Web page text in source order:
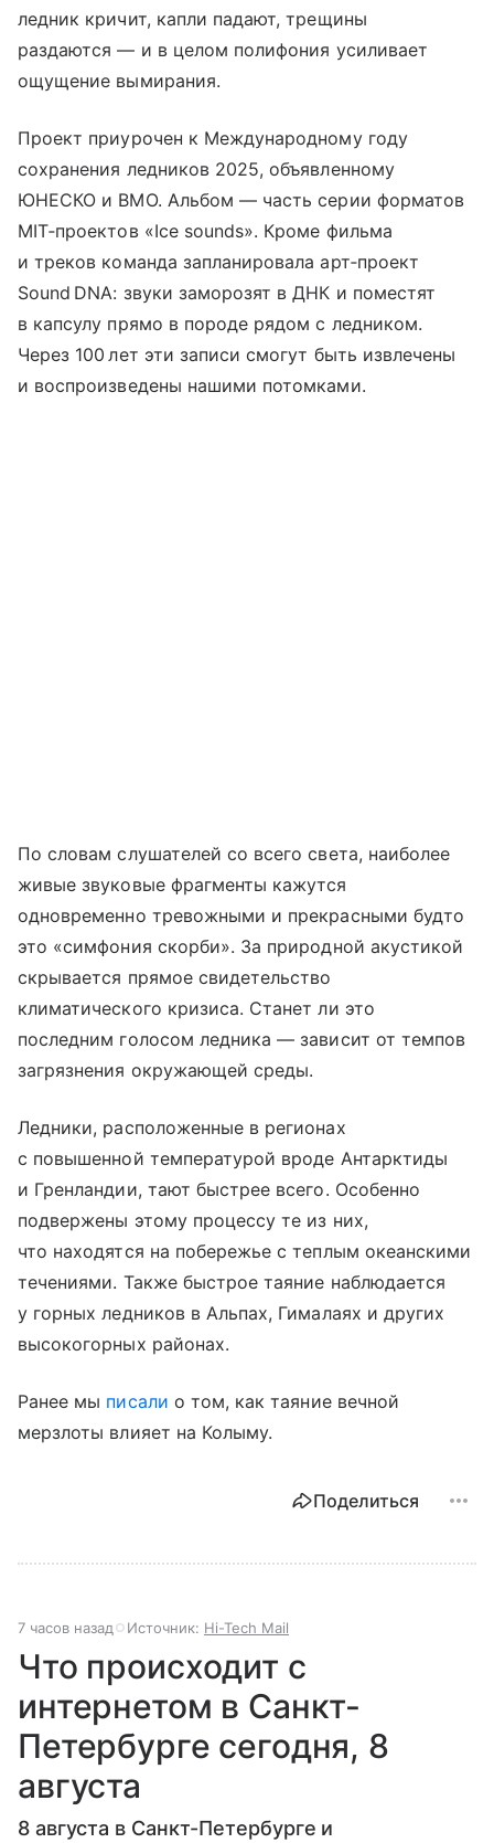
ледник кричит, капли падают, трещины
раздаются — и в целом полифония усиливает
ощущение вымирания.
Проект приурочен к Международному году
сохранения ледников 2025, объявленному
ЮНЕСКО и ВМО. Альбом — часть серии форматов
MIT‑проектов «Ice sounds». Кроме фильма
и треков команда запланировала арт‑проект
Sound DNA: звуки заморозят в ДНК и поместят
в капсулу прямо в породе рядом с ледником.
Через 100 лет эти записи смогут быть извлечены
и воспроизведены нашими потомками.
По словам слушателей со всего света, наиболее
живые звуковые фрагменты кажутся
одновременно тревожными и прекрасными будто
это «симфония скорби». За природной акустикой
скрывается прямое свидетельство
климатического кризиса. Станет ли это
последним голосом ледника — зависит от темпов
загрязнения окружающей среды.
Ледники, расположенные в регионах
с повышенной температурой вроде Антарктиды
и Гренландии, тают быстрее всего. Особенно
подвержены этому процессу те из них,
что находятся на побережье с теплым океанскими
течениями. Также быстрое таяние наблюдается
у горных ледников в Альпах, Гималаях и других
высокогорных районах.
Ранее мы писали о том, как таяние вечной
мерзлоты влияет на Колыму.
Поделиться
7 часов назад Источник: Hi-Tech Mail
Что происходит с
интернетом в Санкт-
Петербурге сегодня, 8
августа
8 августа в Санкт-Петербурге и